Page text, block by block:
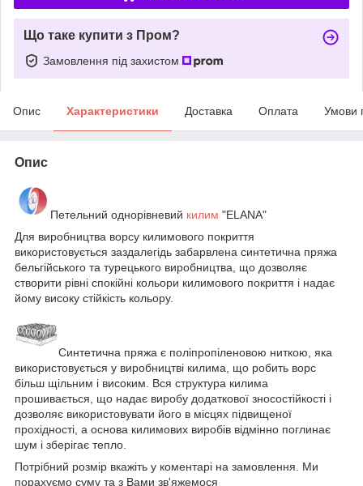
Що таке купити з Пром?
Замовлення під захистом
Опис Характеристики Доставка Оплата Умови
Опис
Петельний однорівневий килим "ЕLANA"
Для виробництва ворсу килимового покриття
використовується заздалегідь забарвлена синтетична пряжа
бельгійського та турецького виробництва, що дозволяє
створити рівні спокійні кольори килимового покриття і надає
йому високу стійкість кольору.
Синтетична пряжа є поліпропіленовою ниткою, яка
використовується у виробництві килима, що робить ворс
більш щільним і високим. Вся структура килима
прошивається, що надає виробу додаткової зносостійкості і
дозволяє використовувати його в місцях підвищеної
прохідності, а основа килимових виробів відмінно поглинає
шум і зберігає тепло.
Потрібний розмір вкажіть у коментарі на замовлення. Ми
порахуємо суму та з Вами зв'яжемося